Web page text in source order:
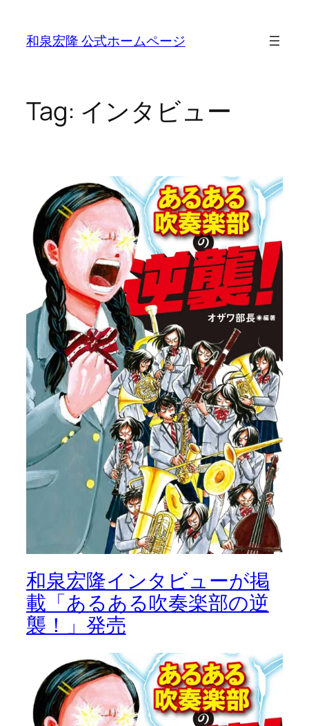
content
和泉宏隆 公式ホームページ
Tag: インタビュー
和泉宏隆インタビューが掲
載「あるある吹奏楽部の逆
襲！」発売